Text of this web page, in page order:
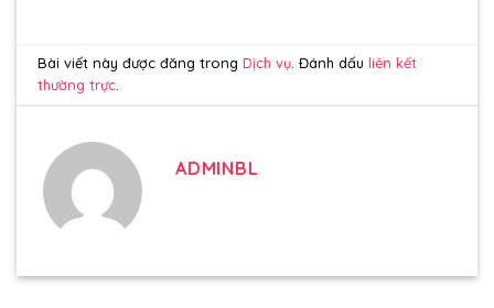
Bài viết này được đăng trong Dịch vụ. Đánh dấu liên kết
thường trực.
ADMINBL